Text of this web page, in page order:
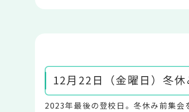
12月22日（金曜日）冬休
2023年最後の登校日。冬休み前集